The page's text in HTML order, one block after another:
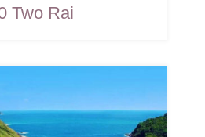
Two Rai